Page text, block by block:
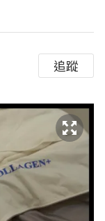
追蹤